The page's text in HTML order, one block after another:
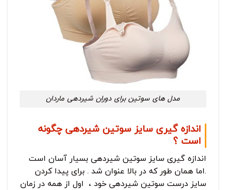
مدل های سوتین برای دوران شیردهی ماردان
اندازه گیری سایز سوتین شیردهی چگونه
است ؟
اندازه گیری سایز سوتین شیردهی بسیار آسان است
.اما همان طور که در بالا عنوان شد . برای پیدا کردن
سایز درست سوتین شیردهی خود ، اول از همه در زمان